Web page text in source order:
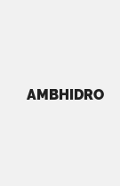
AMBHIDRO